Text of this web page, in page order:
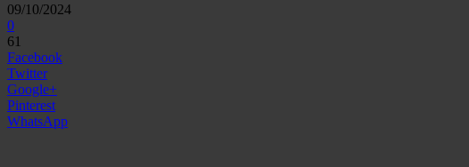
09/10/2024
0
61
Facebook
Twitter
Google+
Pinterest
WhatsApp